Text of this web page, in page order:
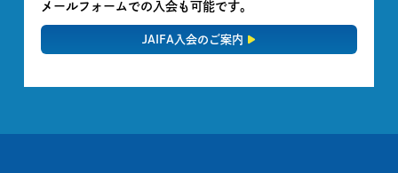
メールフォームでの入会も可能です。
JAIFA入会のご案内